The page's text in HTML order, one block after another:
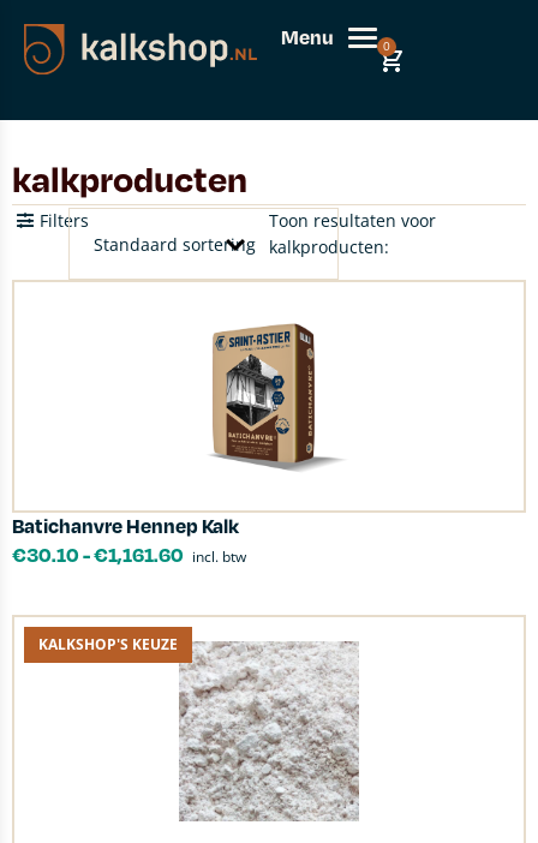
Menu 0
kalkproducten
Toon resultaten voor
kalkproducten:
Filters
Batichanvre Hennep Kalk
€30.10-€1,161.60 incl. btw
KALKSHOP'S KEUZE